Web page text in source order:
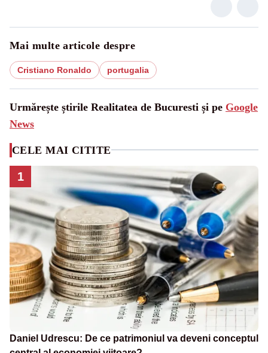
Mai multe articole despre
Cristiano Ronaldo portugalia
Urmărește știrile Realitatea de Bucuresti și pe Google
News
CELE MAI CITITE
1
Daniel Udrescu: De ce patrimoniul va deveni conceptul